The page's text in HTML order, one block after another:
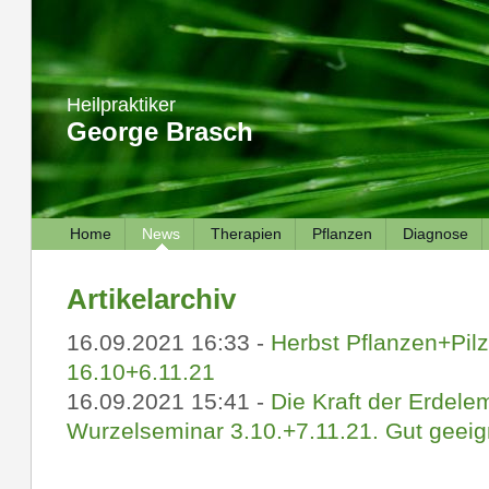
Heilpraktiker
George Brasch
Home News Therapien Pflanzen Diagnose
Artikelarchiv
16.09.2021 16:33 - Herbst
16.10+6.11.21
16.09.2021 15:41 - Die Kraft der
Wurzelseminar 3.10.+7.11.21. Gut